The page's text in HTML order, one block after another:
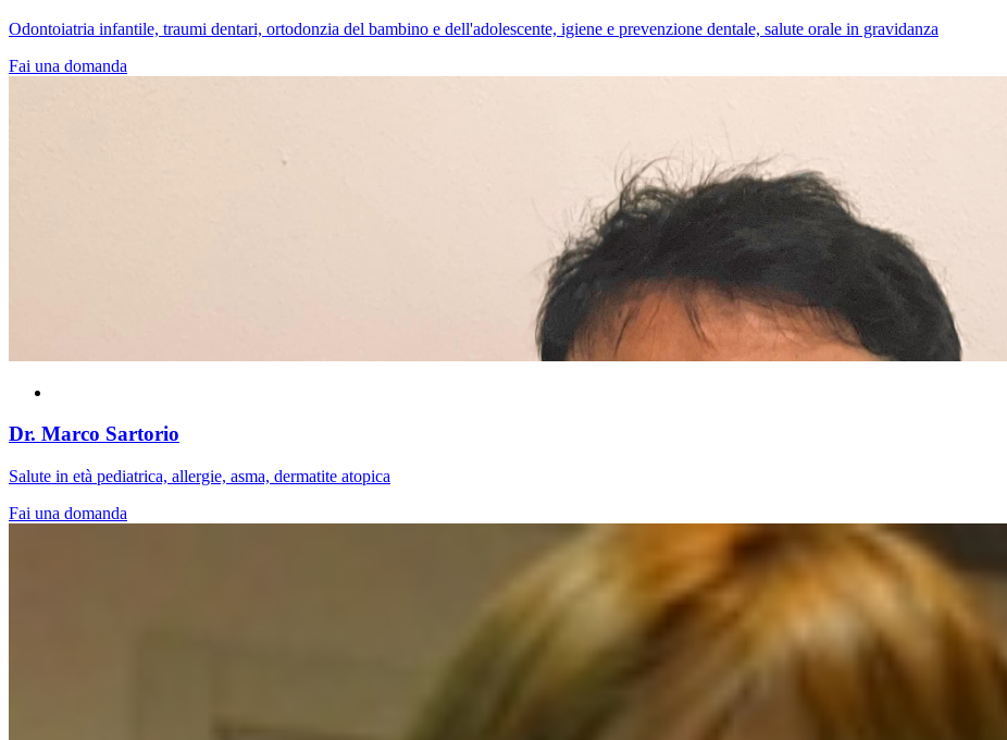
Odontoiatria infantile, traumi dentari, ortodonzia del bambino e dell'adolescente, igiene e prevenzione dentale, salute orale in gravidanza
Fai una domanda
Dr. Marco Sartorio
Salute in età pediatrica, allergie, asma, dermatite atopica
Fai una domanda